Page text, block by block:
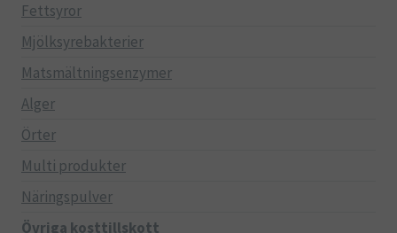
Fettsyror
Mjölksyrebakterier
Matsmältningsenzymer
Alger
Örter
Multi produkter
Näringspulver
Övriga kosttillskott